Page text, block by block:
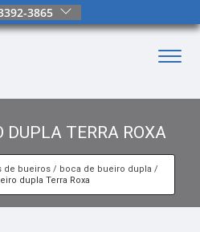
3865
DUPLA TERRA ROXA
de bueiros
boca de bueiro dupla
dupla Terra Roxa